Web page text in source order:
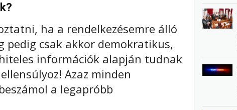
ha a rendelkezésemre álló
csak akkor demokratikus,
információk alapján tudnak
Azaz minden
a legapróbb